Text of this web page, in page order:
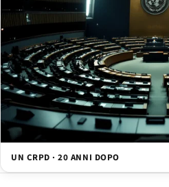
UN CRPD · 20 ANNI DOPO